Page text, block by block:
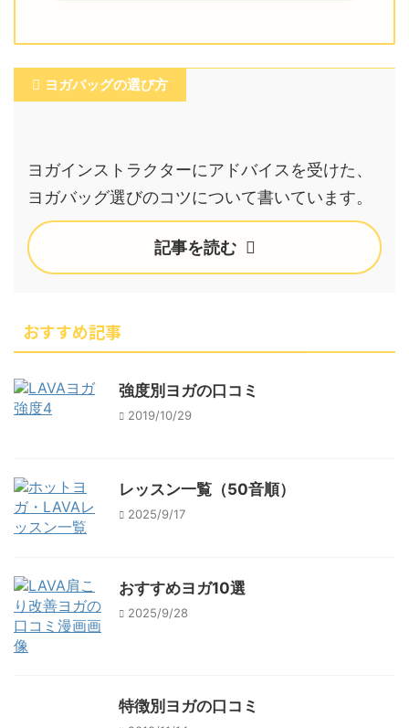
ヨガバッグの選び方
ヨガインストラクターにアドバイスを受けた、
ヨガバッグ選びのコツについて書いています。
記事を読む
おすすめ記事
強度別ヨガの口コミ
2019/10/29
レッスン一覧（50音順）
2025/9/17
おすすめヨガ10選
2025/9/28
特徴別ヨガの口コミ